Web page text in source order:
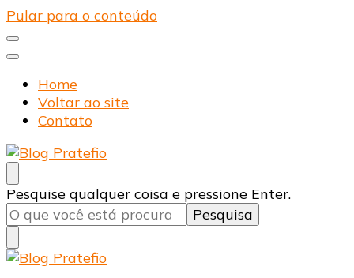
Pular para o conteúdo
Home
Voltar ao site
Contato
Blog Pratefio
Arames e Telas de Qualidade
Procurando
algo?
Pesquise qualquer coisa e pressione Enter.